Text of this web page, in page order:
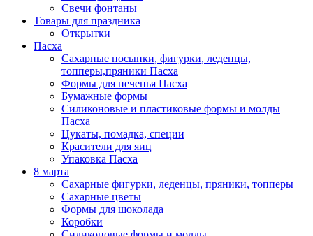
Свечи фонтаны
Товары для праздника
Открытки
Пасха
Сахарные посыпки, фигурки, леденцы,
топперы,пряники Пасха
Формы для печенья Пасха
Бумажные формы
Силиконовые и пластиковые формы и молды
Пасха
Цукаты, помадка, специи
Красители для яиц
Упаковка Пасха
8 марта
Сахарные фигурки, леденцы, пряники, топперы
Сахарные цветы
Формы для шоколада
Коробки